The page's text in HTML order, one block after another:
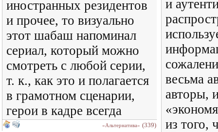
иностранных резидентов
и прочее, то визуально
этот шабаш напоминал
сериал, который можно
смотреть с любой серии,
т. к., как это и полагается
в грамотном сценарии,
герои в кадре всегда
«Альтернатива» (339)
и
весьма
авторы,
из того,